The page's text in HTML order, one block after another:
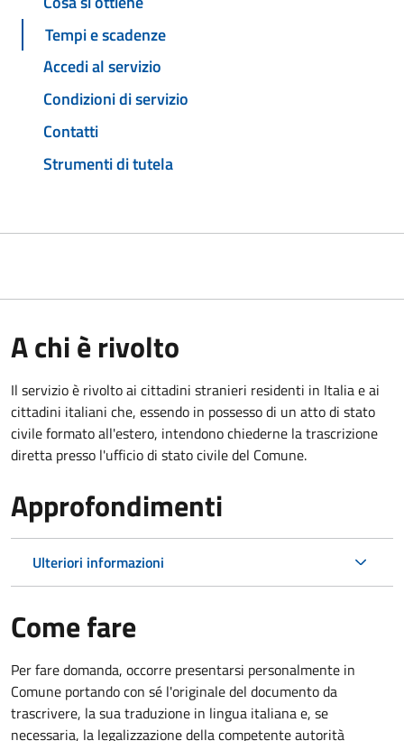
Tempi e scadenze
Accedi al servizio
Condizioni di servizio
Contatti
Strumenti di tutela
A chi è rivolto
Il servizio è rivolto ai cittadini stranieri residenti in Italia e ai
cittadini italiani che, essendo in possesso di un atto di stato
civile formato all'estero, intendono chiederne la trascrizione
diretta presso l'ufficio di stato civile del Comune.
Approfondimenti
Ulteriori informazioni
Come fare
Per fare domanda, occorre presentarsi personalmente in
Comune portando con sé l'originale del documento da
trascrivere, la sua traduzione in lingua italiana e, se
necessaria, la legalizzazione della competente autorità